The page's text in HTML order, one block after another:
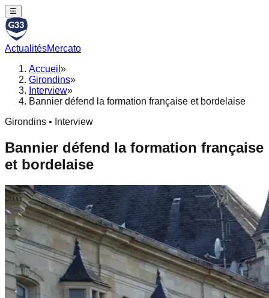
☰
ActualitésMercato
Accueil »
Girondins»
Interview»
Bannier défend la formation française et bordelaise
Girondins • Interview
Bannier défend la formation française
et bordelaise